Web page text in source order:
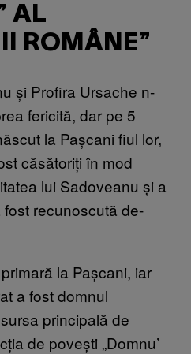
AL
ROMÂNE”
și Profira Ursache n-
fericită, dar pe 5
la Pașcani fiul lor,
căsătoriți în mod
lui Sadoveanu și a
recunoscută de-
la Pașcani, iar
a fost domnul
principală de
de povești „Domnu’